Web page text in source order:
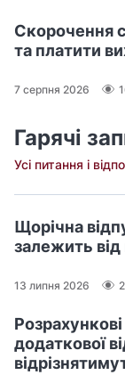
Скорочення
та платити
7 серпня 2026
Гарячі
Усі питання і
Щорічна
залежить від
13 липня 2026
додаткової